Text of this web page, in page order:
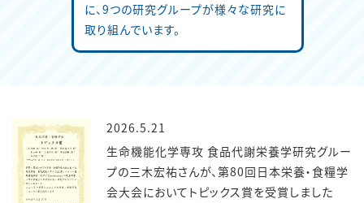
に、9つの研究グループが様々な研究に
取り組んでいます。
2026.5.21
生命機能化学専攻 食品代謝栄養学研究グルー
プの三木宏祐さんが、第80回日本栄養・食糧学
会大会においてトピックス賞を受賞しました